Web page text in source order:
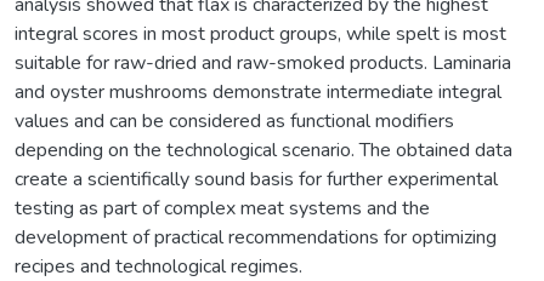
integral scores in most product groups, while spelt is most
suitable for raw-dried and raw-smoked products. Laminaria
and oyster mushrooms demonstrate intermediate integral
values and can be considered as functional modifiers
depending on the technological scenario. The obtained data
create a scientifically sound basis for further experimental
testing as part of complex meat systems and the
development of practical recommendations for optimizing
recipes and technological regimes.